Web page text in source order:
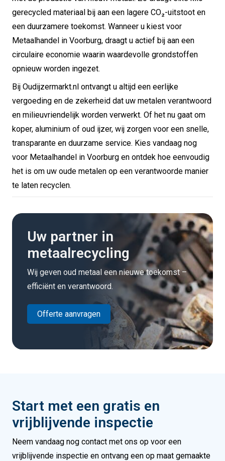
gerecycled materiaal bij aan een lagere CO₂-uitstoot en
een duurzamere toekomst. Wanneer u kiest voor
Metaalhandel in Voorburg, draagt u actief bij aan een
circulaire economie waarin waardevolle grondstoffen
opnieuw worden ingezet.
Bij Oudijzermarkt.nl ontvangt u altijd een eerlijke
vergoeding en de zekerheid dat uw metalen verantwoord
en milieuvriendelijk worden verwerkt. Of het nu gaat om
koper, aluminium of oud ijzer, wij zorgen voor een snelle,
transparante en duurzame service. Kies vandaag nog
voor Metaalhandel in Voorburg en ontdek hoe eenvoudig
het is om uw oude metalen op een verantwoorde manier
te laten recyclen.
Uw partner in
metaalrecycling
Wij geven oud metaal een nieuwe toekomst –
efficiënt en verantwoord.
Offerte aanvragen
Start met een gratis en
vrijblijvende inspectie
Neem vandaag nog contact met ons op voor een
vrijblijvende inspectie en ontvang een op maat gemaakte